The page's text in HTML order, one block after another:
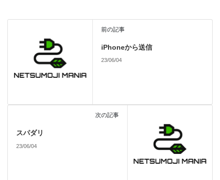
前の記事
iPhoneから送信
23/06/04
次の記事
スパダリ
23/06/04